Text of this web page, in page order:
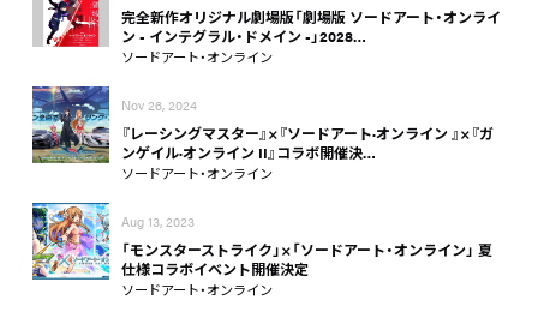
完全新作オリジナル劇場版「劇場版 ソードアート・オンライ
ン - インテグラル・ドメイン -」2028…
ソードアート・オンライン
Nov 26, 2024
『レーシングマスター』×『ソードアート·オンライン 』×『ガ
ンゲイル·オンライン II』コラボ開催決…
ソードアート・オンライン
Aug 13, 2023
「モンスターストライク」×「ソードアート・オンライン」 夏
仕様コラボイベント開催決定
ソードアート・オンライン